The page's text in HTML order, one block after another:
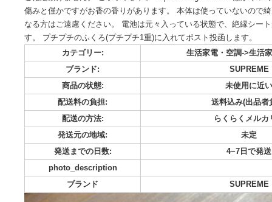
必ずプロフと下記内容読んでください。 お受け取りが遅い方
い。 また悪質な取引き防止のため、いかなる理由でも 返品
可です。 質問希望などはご購入前にお願いいたします。 発
ご指定頂けません。 ご了承下さい。 supreme digital scale は
傷みと僅かですがお香の香りがあります。 本体は使ってい
なる方はご遠慮ください。 電池は元々入っている状態で、
す。 プチプチのふくろ(プチプチ1重)に入れてポスト投函しま
カテゴリー:
生活家電・空
ブランド:
商品の状態:
未使
配送料の負担:
送料込み
配送の方法:
らくら